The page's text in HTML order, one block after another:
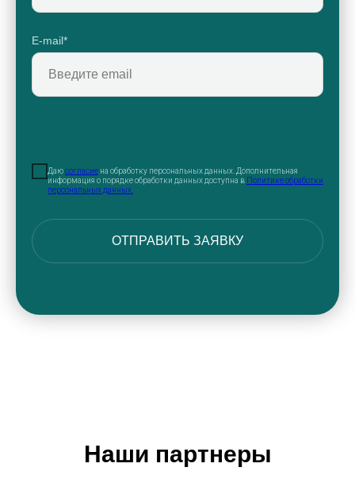
E-mail*
Даюсогласие на обработку персональных данных. Дополнительная
информация о порядке обработки данных доступна в Политике обработки
персональных данных.
ОТПРАВИТЬ ЗАЯВКУ
Наши партнеры